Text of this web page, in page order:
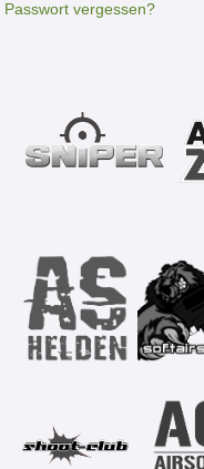
Passwort vergessen?